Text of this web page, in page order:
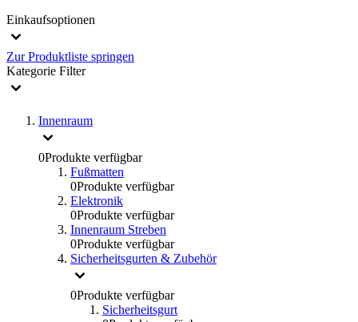
Einkaufsoptionen
Zur Produktliste springen
Kategorie Filter
Innenraum
0Produkte verfügbar
Fußmatten
0Produkte verfügbar
Elektronik
0Produkte verfügbar
Innenraum Streben
0Produkte verfügbar
Sicherheitsgurten & Zubehör
0Produkte verfügbar
Sicherheitsgurt